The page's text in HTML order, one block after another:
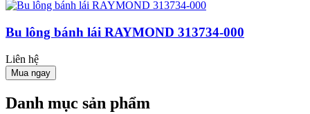
Bu lông bánh lái RAYMOND 313734-000
Liên hệ
Mua ngay
Danh mục sản phẩm